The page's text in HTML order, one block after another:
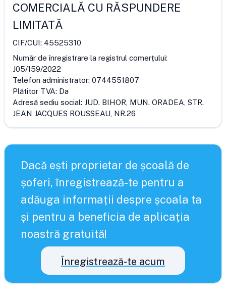
COMERCIALĂ CU RĂSPUNDERE
LIMITATĂ
CIF/CUI: 45525310
Număr de înregistrare la registrul comerțului:
J05/159/2022
Telefon administrator: 0744551807
Plătitor TVA: Da
Adresă sediu social: JUD. BIHOR, MUN. ORADEA, STR.
JEAN JACQUES ROUSSEAU, NR.26
Dacă ești proprietar de școală de
șoferi, înregistrează-te pentru a
adăuga informații despre școala ta
și pentru a beneficia de aplicația
noastră gratuită!
Înregistrează-te acum